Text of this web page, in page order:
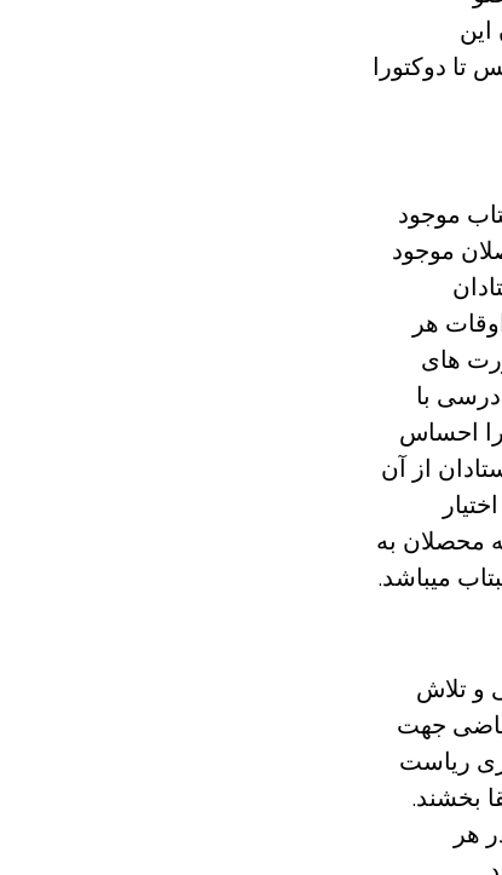
این
تا دوکتورا
موجود
موجود
هر
های
درسی با
را احساس
از آن
محصلان به
میباشد.
و تلاش
جهت
ریاست
بخشند.
هر